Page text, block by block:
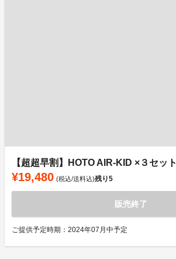
【超超早割】HOTO AIR-KID ×３セット
¥19,480 (税込/送料込)残り5
販売終了
ご提供予定時期：2024年07月中予定